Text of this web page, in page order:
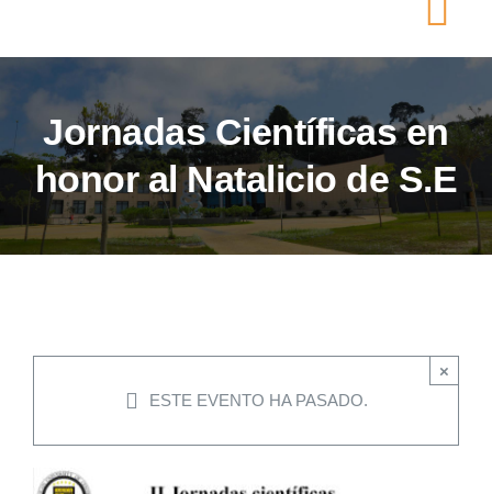
LA UNIVERSIDAD
FORMACIÓN
ADMISIÓN
Jornadas Científicas en
honor al Natalicio de S.E
ESTE EVENTO HA PASADO.
×